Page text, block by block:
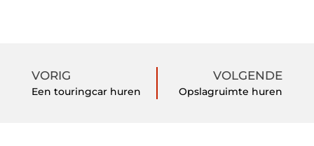
VORIG
Een touringcar huren
VOLGENDE
Opslagruimte huren